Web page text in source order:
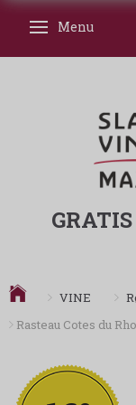
Skifte navigation
Menu
VINE
Rasteau Cotes du